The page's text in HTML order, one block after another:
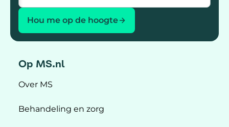
Hou me op de hoogte
Op MS.nl
Over MS
Behandeling en zorg